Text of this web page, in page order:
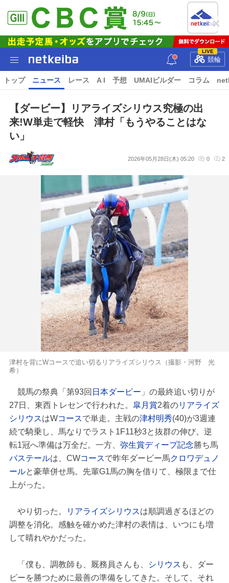
LIVE
競輪
トップ ニュース レース A I 予想 UMAIビルダー コラム
【ダービー】リアライズシリウス究極の出
来!W単走で軽快 津村「もうやることはな
い」
2026年05月28日(木) 05:20 0 2
津村を背にWコースで追い切るリアライズシリウス（撮影・河野 光
希）
競馬の祭典「第93回 日本ダービー 」の最終追い切りが
27日、東西トレセンで行われた。 皐月賞2着のリアライズ
シリウスはWコースで単走。主戦の津村明秀(40)が3週連
続で騎乗し、馬なりでラスト1F11秒3と抜群の伸び。逆
転1冠へ準備は万全だ。一方、 弥生賞ディープ記念勝ち馬
バステールは、CWコースで昨年ダービー馬クロワデュノ
ールと豪華併せ馬。先輩G1馬の胸を借りて、極限まで仕
上がった。
やり切った。 リアライズシリウスは順調過ぎるほどの
調整を消化。感触を確かめた津村の表情は、いつにも増
して晴れやかだった。
「僕も、調教師も、厩務員さんも、 シリウス も、ダー
ビーを勝つために最善の準備をしてきた。そして、それ